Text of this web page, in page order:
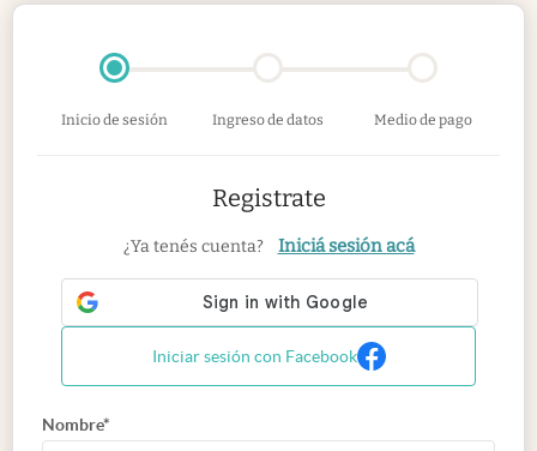
Inicio de sesión Ingreso de datos Medio de pago
Registrate
¿Ya tenés cuenta? Iniciá sesión acá
Iniciar sesión con Facebook
Nombre*